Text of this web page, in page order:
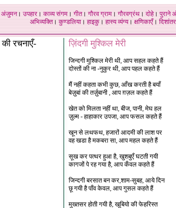
अंजुमन।उपहार।काव्य संगम।गीत।गौरव ग्राम।गौरवग्रंथ।दोहे।पुराने
अभिव्यक्ति।कुण्डलिया।हाइकु।हास्य व्यंग्य।क्षणिकाएँ।दिशांतर
की रचनाएँ- ज़िंदगी मुश्किल मेरी
जिन्दगी मुश्किल मेरी थी, आप सहल कहते हैं
दोस्तों की ना -नुकुर थी, आप पहल कहते हैं
मैं नहीं कहता कभी कुछ, आँख करती है बयाँ
बेज़ुबां की तर्ज़ुबानी , आप ग़ज़ल कहते हैं
खेत को मिलता नहीं था, बीज, पानी, मेघ हल
ज़ुल्म - हाहाकार उपजा, आप फसल कहते हैं
खून से लथफथ, हजारों आदमी की लाश पर
वह खडा है मकबरा सा, आप महल कहते हैं
सूख कर पत्थर हुआ है, खुशबुएँ घटती गयी
कागजों पे रह गया है, आप कँवल कहते हैं
जिन्दगी बरसात बन कर,शाम-सुबह, आये दिन
छू गयी है पाँव केवल, आप गुसल कहते हैं
मुख्तसर होती गयी है, खूबियो की फेहरिस्त